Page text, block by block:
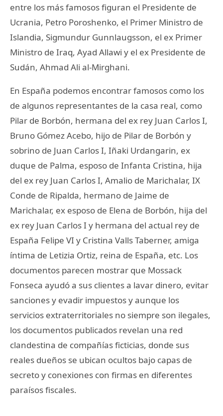
entre los más famosos figuran el Presidente de
Ucrania, Petro Poroshenko, el Primer Ministro de
Islandia, Sigmundur Gunnlaugsson, el ex Primer
Ministro de Iraq, Ayad Allawi y el ex Presidente de
Sudán, Ahmad Ali al-Mirghani.
En España podemos encontrar famosos como los
de algunos representantes de la casa real, como
Pilar de Borbón, hermana del ex rey Juan Carlos I,
Bruno Gómez Acebo, hijo de Pilar de Borbón y
sobrino de Juan Carlos I, Iñaki Urdangarin, ex
duque de Palma, esposo de Infanta Cristina, hija
del ex rey Juan Carlos I, Amalio de Marichalar, IX
Conde de Ripalda, hermano de Jaime de
Marichalar, ex esposo de Elena de Borbón, hija del
ex rey Juan Carlos I y hermana del actual rey de
España Felipe VI y Cristina Valls Taberner, amiga
íntima de Letizia Ortiz, reina de España, etc. Los
documentos parecen mostrar que Mossack
Fonseca ayudó a sus clientes a lavar dinero, evitar
sanciones y evadir impuestos y aunque los
servicios extraterritoriales no siempre son ilegales,
los documentos publicados revelan una red
clandestina de compañías ficticias, donde sus
reales dueños se ubican ocultos bajo capas de
secreto y conexiones con firmas en diferentes
paraísos fiscales.